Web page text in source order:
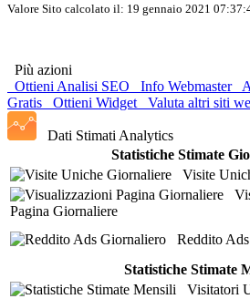
Valore Sito calcolato il: 19 gennaio 2021
Più azioni
Ottieni Analisi SEO
Info Webmaster
Gratis
Ottieni Widget Valuta altri siti
Dati Stimati Analytics
Statistiche Stimate
Visite
Pagina Giornaliere
Reddito
Statistiche Stimate
Visitatori